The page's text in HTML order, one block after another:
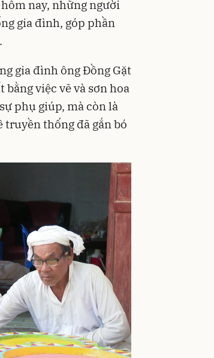
nay, những người
gia đình, góp phần
gia đình ông Đồng Gặt
việc vẽ và sơn hoa
phụ giúp, mà còn là
thống đã gắn bó